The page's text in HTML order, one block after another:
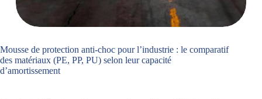
Mousse de protection anti-choc pour l’industrie : le comparatif
des matériaux (PE, PP, PU) selon leur capacité
d’amortissement